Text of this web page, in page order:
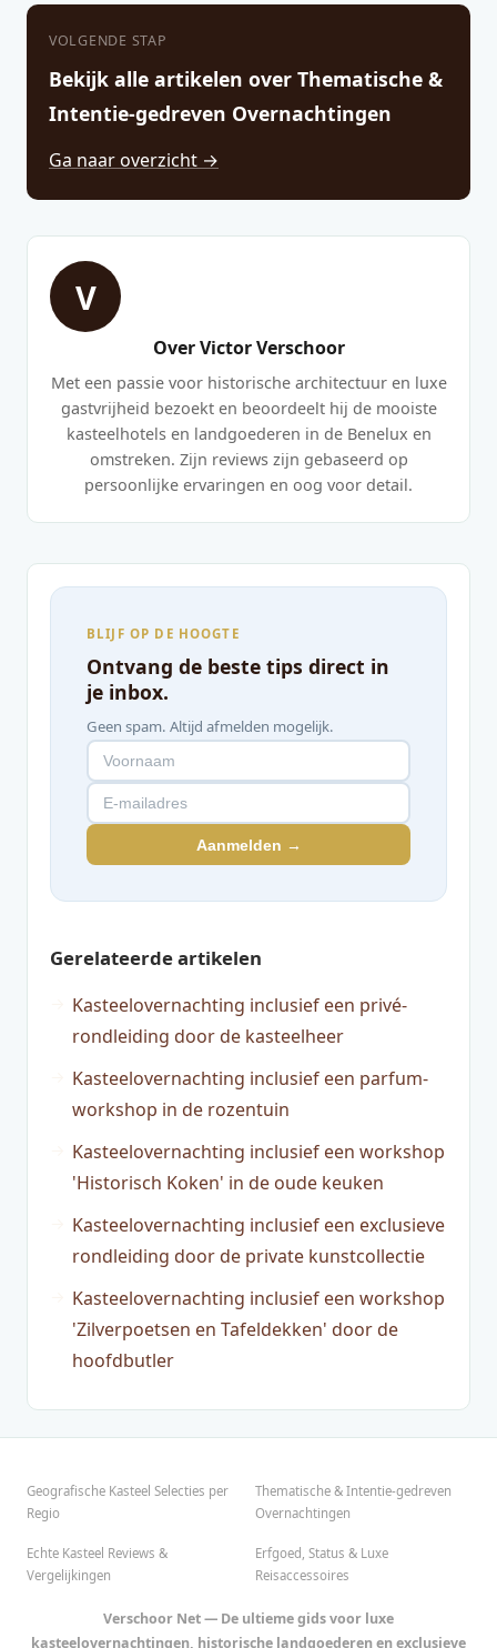
VOLGENDE STAP
Bekijk alle artikelen over Thematische &
Intentie-gedreven Overnachtingen
Ga naar overzicht →
V
Over Victor Verschoor
Met een passie voor historische architectuur en luxe
gastvrijheid bezoekt en beoordeelt hij de mooiste
kasteelhotels en landgoederen in de Benelux en
omstreken. Zijn reviews zijn gebaseerd op
persoonlijke ervaringen en oog voor detail.
BLIJF OP DE HOOGTE
Ontvang de beste tips direct in
je inbox.
Geen spam. Altijd afmelden mogelijk.
Aanmelden →
Gerelateerde artikelen
Kasteelovernachting inclusief een privé-
rondleiding door de kasteelheer
Kasteelovernachting inclusief een parfum-
workshop in de rozentuin
Kasteelovernachting inclusief een workshop
'Historisch Koken' in de oude keuken
Kasteelovernachting inclusief een exclusieve
rondleiding door de private kunstcollectie
Kasteelovernachting inclusief een workshop
'Zilverpoetsen en Tafeldekken' door de
hoofdbutler
Geografische Kasteel Selecties per
Regio
Thematische & Intentie-gedreven
Overnachtingen
Echte Kasteel Reviews &
Vergelijkingen
Erfgoed, Status & Luxe
Reisaccessoires
Verschoor Net — De ultieme gids voor luxe
kasteelovernachtingen, historische landgoederen en exclusieve